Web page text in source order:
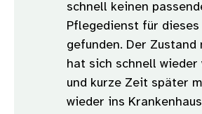
schnell keinen
Pflegedienst für
gefunden. Der
hat sich schnell
und kurze Zeit später
wieder ins